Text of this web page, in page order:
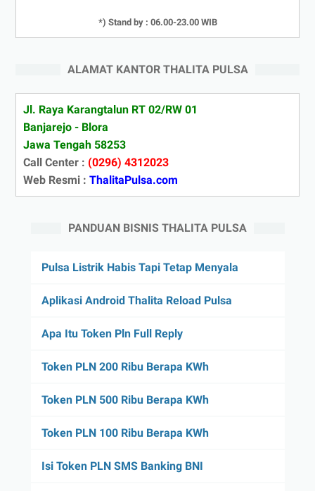
*) Stand by : 06.00-23.00 WIB
ALAMAT KANTOR THALITA PULSA
Jl. Raya Karangtalun RT 02/RW 01
Banjarejo - Blora
Jawa Tengah 58253
Call Center : (0296) 4312023
Web Resmi : ThalitaPulsa.com
PANDUAN BISNIS THALITA PULSA
Pulsa Listrik Habis Tapi Tetap Menyala
Aplikasi Android Thalita Reload Pulsa
Apa Itu Token Pln Full Reply
Token PLN 200 Ribu Berapa KWh
Token PLN 500 Ribu Berapa KWh
Token PLN 100 Ribu Berapa KWh
Isi Token PLN SMS Banking BNI